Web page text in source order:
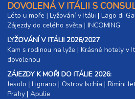
DOVOLENÁ V ITÁLII S
Léto u moře | Lyžování v Itálii | Lago di
Zájezdy do celého světa | INCOMING
LYŽOVÁNÍ V ITÁLII 2026/2027
Kam s rodinou na lyže |​ Krásné hotely v
dovolenou
ZÁJEZDY K MOŘI DO ITÁLIE 2026:
Jesolo | Lignano | Ostrov Ischia | Rimini
Prahy | Apulie